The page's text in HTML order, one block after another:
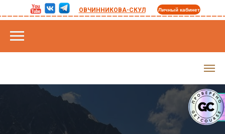
Личный кабинет
ОВЧИННИКОВА-СКУЛ